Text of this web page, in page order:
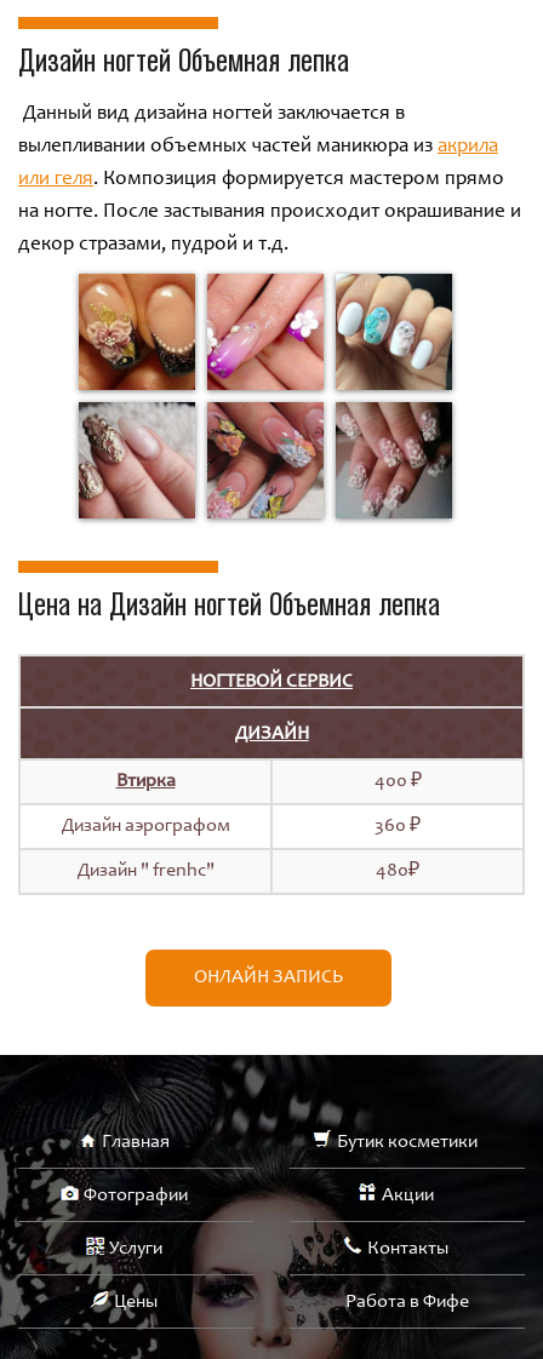
Дизайн ногтей Объемная лепка
Данный вид дизайна ногтей заключается в
вылепливании объемных частей маникюра из акрила
или геля. Композиция формируется мастером прямо
на ногте. После застывания происходит окрашивание и
декор стразами, пудрой и т.д.
Цена на Дизайн ногтей Объемная лепка
НОГТЕВОЙ СЕРВИС
ДИЗАЙН
Втирка 400 ₽
Дизайн аэрографом 360 ₽
Дизайн " frenhc" 480₽
ОНЛАЙН ЗАПИСЬ
Главная
Фотографии
Услуги
Цены
Бутик косметики
Акции
Контакты
Работа в Фифе